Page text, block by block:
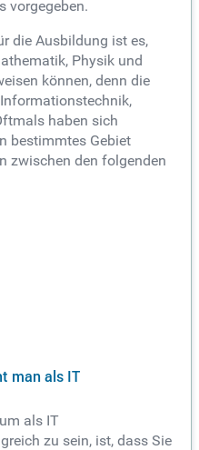
vorgegeben.
die Ausbildung ist es,
Physik und
können, denn die
haben sich
bestimmtes Gebiet
zwischen den folgenden
man als IT
als IT
zu sein, ist, dass Sie